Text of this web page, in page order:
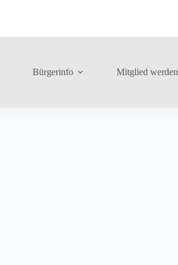
Bürgerinfo Mitglied werden